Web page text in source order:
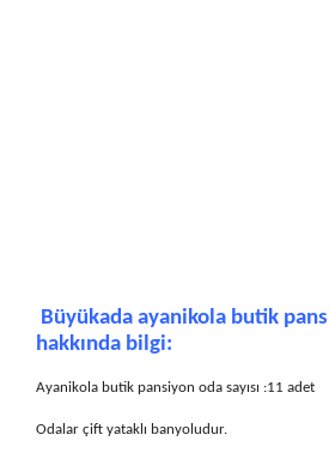
Büyükada ayanikola butik
hakkında bilgi:
Ayanikola butik pansiyon oda sayısı :11 adet
Odalar çift yataklı banyoludur.